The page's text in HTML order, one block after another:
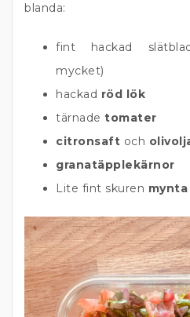
blanda:
fint hackad
mycket)
hackad röd lök
tärnade tomater
citronsaft och
granatäpplekärnor
Lite fint skuren mynta